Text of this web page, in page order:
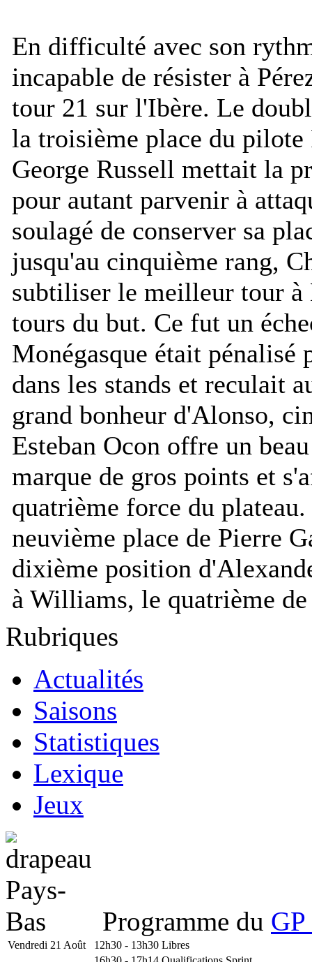
En difficulté avec son
incapable de résister à
tour 21 sur l'Ibère. Le
la troisième place du pilote
George Russell mettait la
pour autant parvenir à
soulagé de conserver sa
jusqu'au cinquième rang,
subtiliser le meilleur tour à
tours du but. Ce fut un
Monégasque était pénalisé
dans les stands et reculait
grand bonheur d'Alonso,
Esteban Ocon offre un
marque de gros points et
quatrième force du
neuvième place de Pierre
dixième position
à Williams, le quatrième
Rubriques
Actualités
Saisons
Statistiques
Lexique
Jeux
Programme du
Vendredi 21 Août 12h30 - 13h30 Libres